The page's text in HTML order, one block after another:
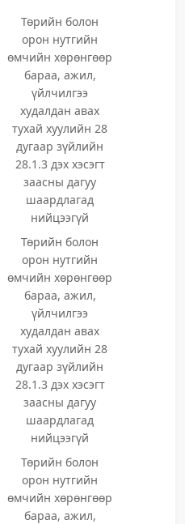
Төрийн болон
орон нутгийн
өмчийн хөрөнгөөр
бараа, ажил,
үйлчилгээ
худалдан авах
тухай хуулийн 28
дугаар зүйлийн
28.1.3 дэх хэсэгт
заасны дагуу
шаардлагад
нийцээгүй
Төрийн болон
орон нутгийн
өмчийн хөрөнгөөр
бараа, ажил,
үйлчилгээ
худалдан авах
тухай хуулийн 28
дугаар зүйлийн
28.1.3 дэх хэсэгт
заасны дагуу
шаардлагад
нийцээгүй
Төрийн болон
орон нутгийн
өмчийн хөрөнгөөр
бараа, ажил,